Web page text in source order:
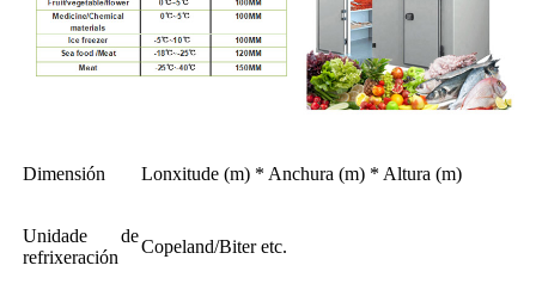
Dimensión Lonxitude (m) * Anchura (m) * Altura (m)
Unidade de
refrixeración
Copeland/Biter etc.